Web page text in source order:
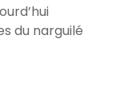
du narguilé